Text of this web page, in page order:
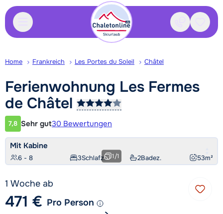
Kontakt
Home Frankreich Les Portes du Soleil Châtel
Ferienwohnung Les Fermes
de Châtel
Kundenbewertung
7,8 Sehr gut30 Bewertungen
Mit Kabine
6 - 8 3Schlafz. 2Badez. 53m²
1/1
1 Woche ab
471 € Pro Person